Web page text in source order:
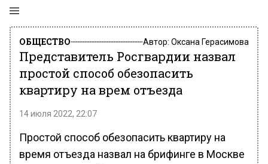
ОБЩЕСТВО Автор: Оксана Герасимова
Представитель Росгвардии назвал
простой способ обезопасить
квартиру на врем отъезда
14 июля 2022, 22:07
Простой способ обезопасить квартиру на
время отъезда назвал на брифинге в Москве